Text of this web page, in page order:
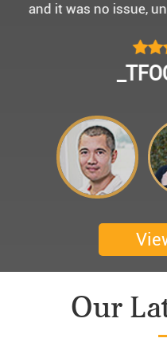
5성급 신식 몽쉐리 크
멀미가 있으신 부모님
석으로 배치해
킹은 부모님께 멋
어머니 환갑을 기념
꽃다발과 맛있는 케
셨어요. 어머니께서
추억을 만들어 주
Culbert
Thanks for giving
I hope you
Our